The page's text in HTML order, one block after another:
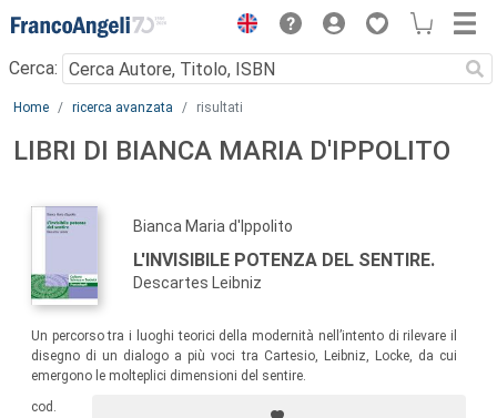
Menu
Cerca:
Main content
Home ricerca avanzata risultati
LIBRI DI BIANCA MARIA D'IPPOLITO
Bianca Maria d'Ippolito
L'INVISIBILE POTENZA DEL SENTIRE.
Descartes Leibniz
Un percorso tra i luoghi teorici della modernità nell’intento di rilevare il
disegno di un dialogo a più voci tra Cartesio, Leibniz, Locke, da cui
emergono le molteplici dimensioni del sentire.
cod.